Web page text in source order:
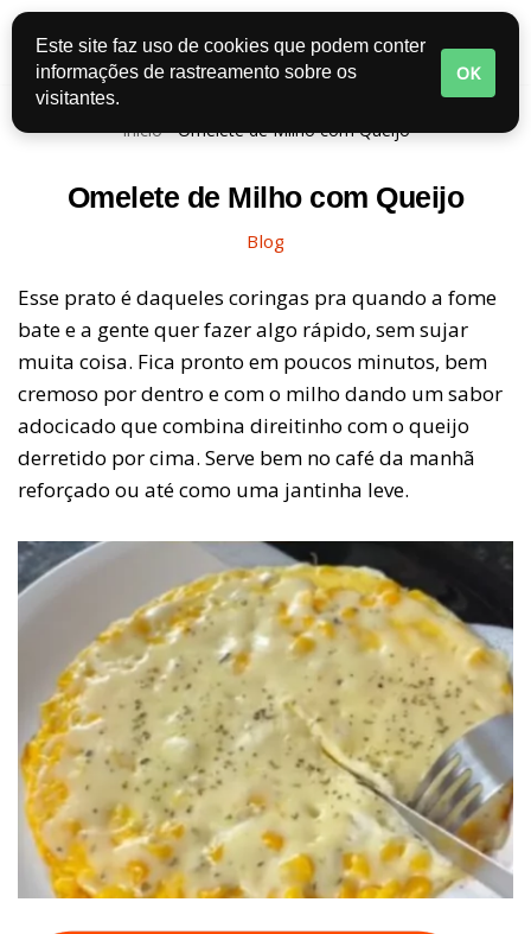
Pular
para
o
Início-Omelete de Milho com Queijo
Omelete de Milho com Queijo
Blog
Esse prato é daqueles coringas pra quando a fome
bate e a gente quer fazer algo rápido, sem sujar
muita coisa. Fica pronto em poucos minutos, bem
cremoso por dentro e com o milho dando um sabor
adocicado que combina direitinho com o queijo
derretido por cima. Serve bem no café da manhã
reforçado ou até como uma jantinha leve.
Este site faz uso de cookies que podem conter
informações de rastreamento sobre os
visitantes.
OK